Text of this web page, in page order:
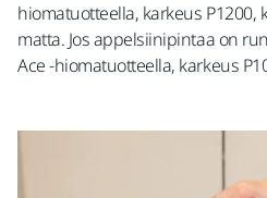
hiomatuotteella, karkeus
matta. Jos appelsiinipintaa on
Ace -hiomatuotteella, karkeus